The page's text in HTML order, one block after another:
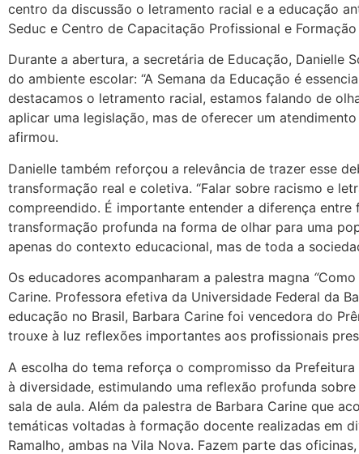
centro da discussão o letramento racial e a educação
Seduc e Centro de Capacitação Profissional e
Durante a abertura, a secretária de Educação, Danielle
do ambiente escolar: “A Semana da Educação é
destacamos o letramento racial, estamos falando de
aplicar uma legislação, mas de oferecer um
afirmou.
Danielle também reforçou a relevância de trazer esse
transformação real e coletiva. “Falar sobre racismo e
compreendido. É importante entender a diferença
transformação profunda na forma de olhar para uma
apenas do contexto educacional, mas de toda a
Os educadores acompanharam a palestra magna “Como
Carine. Professora efetiva da Universidade Federal da
educação no Brasil, Barbara Carine foi vencedora do
trouxe à luz reflexões importantes aos profissionais
A escolha do tema reforça o compromisso da
à diversidade, estimulando uma reflexão profunda
sala de aula. Além da palestra de Barbara Carine que
temáticas voltadas à formação docente realizadas em
Ramalho, ambas na Vila Nova. Fazem parte das